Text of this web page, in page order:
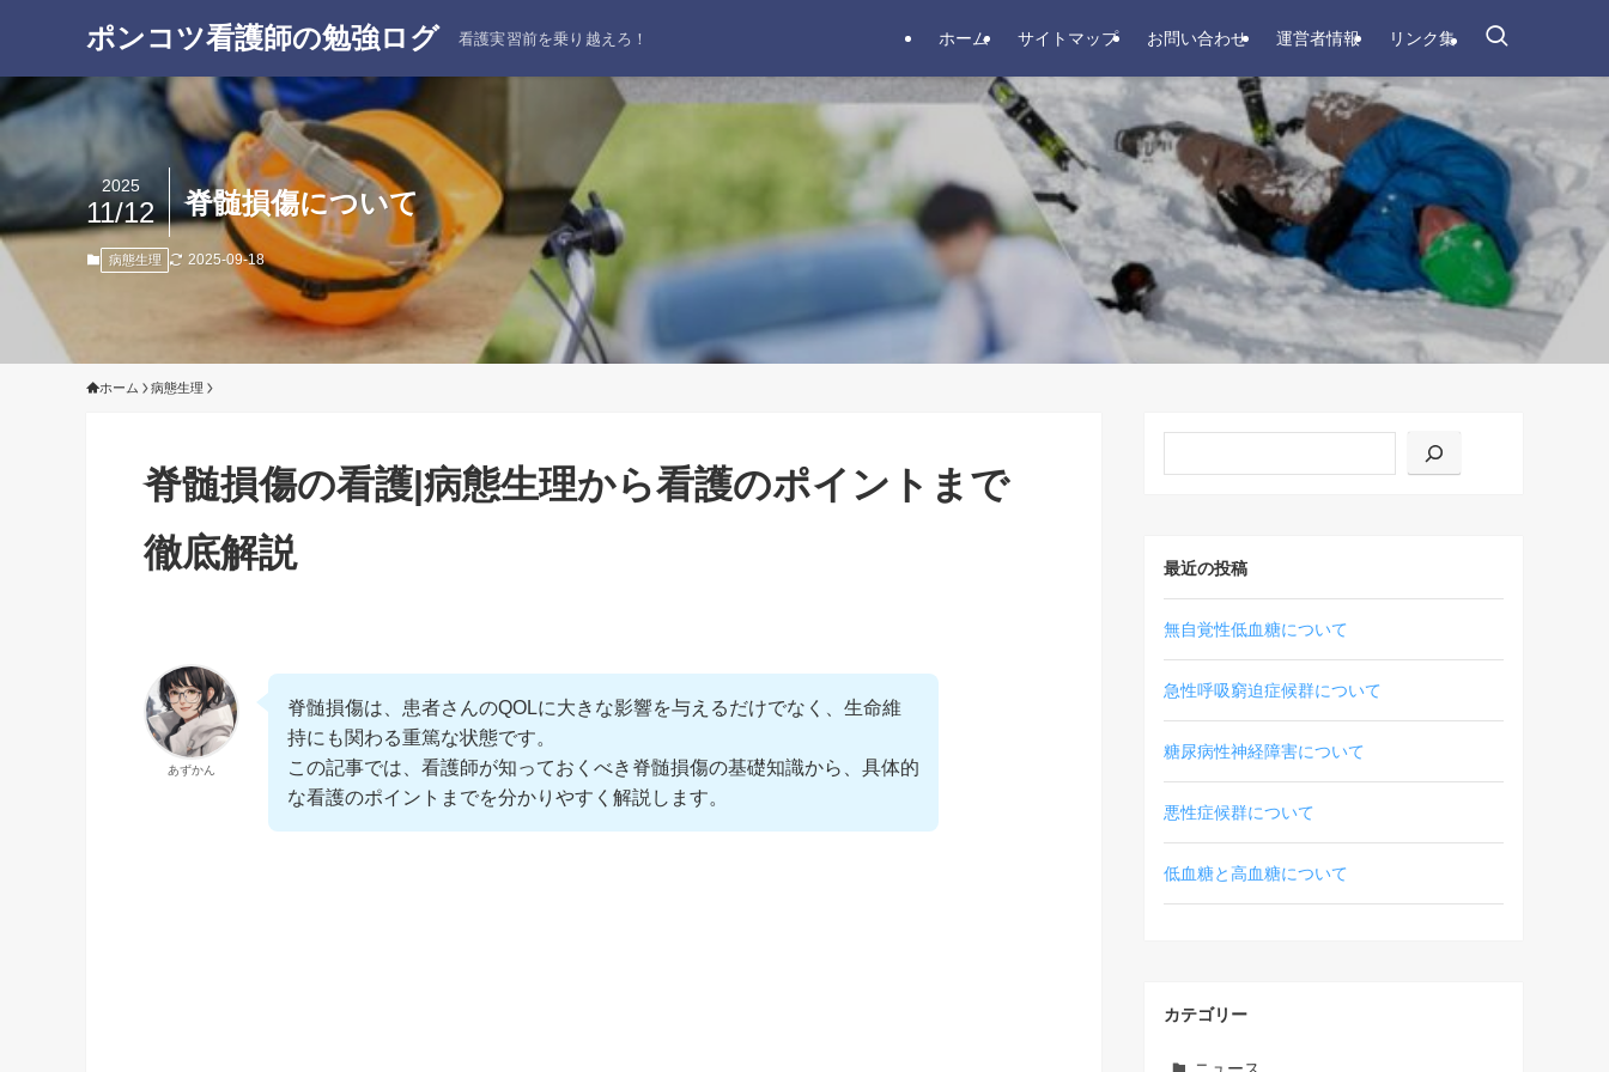
ポンコツ看護師の勉強ログ 看護実習前を乗り越えろ！ ホーム サイトマップ お問い合わせ 運営者情報 リンク集
脊髄損傷について
2025
11/12
病態生理 2025-09-18
ホーム 病態生理
脊髄損傷の看護|病態生理から看護のポイントまで
徹底解説
あずかん
脊髄損傷は、患者さんのQOLに大きな影響を与えるだけでなく、生命維
持にも関わる重篤な状態です。
この記事では、看護師が知っておくべき脊髄損傷の基礎知識から、具体的
な看護のポイントまでを分かりやすく解説します。
最近の投稿
無自覚性低血糖について
急性呼吸窮迫症候群について
糖尿病性神経障害について
悪性症候群について
低血糖と高血糖について
カテゴリー
ニュース